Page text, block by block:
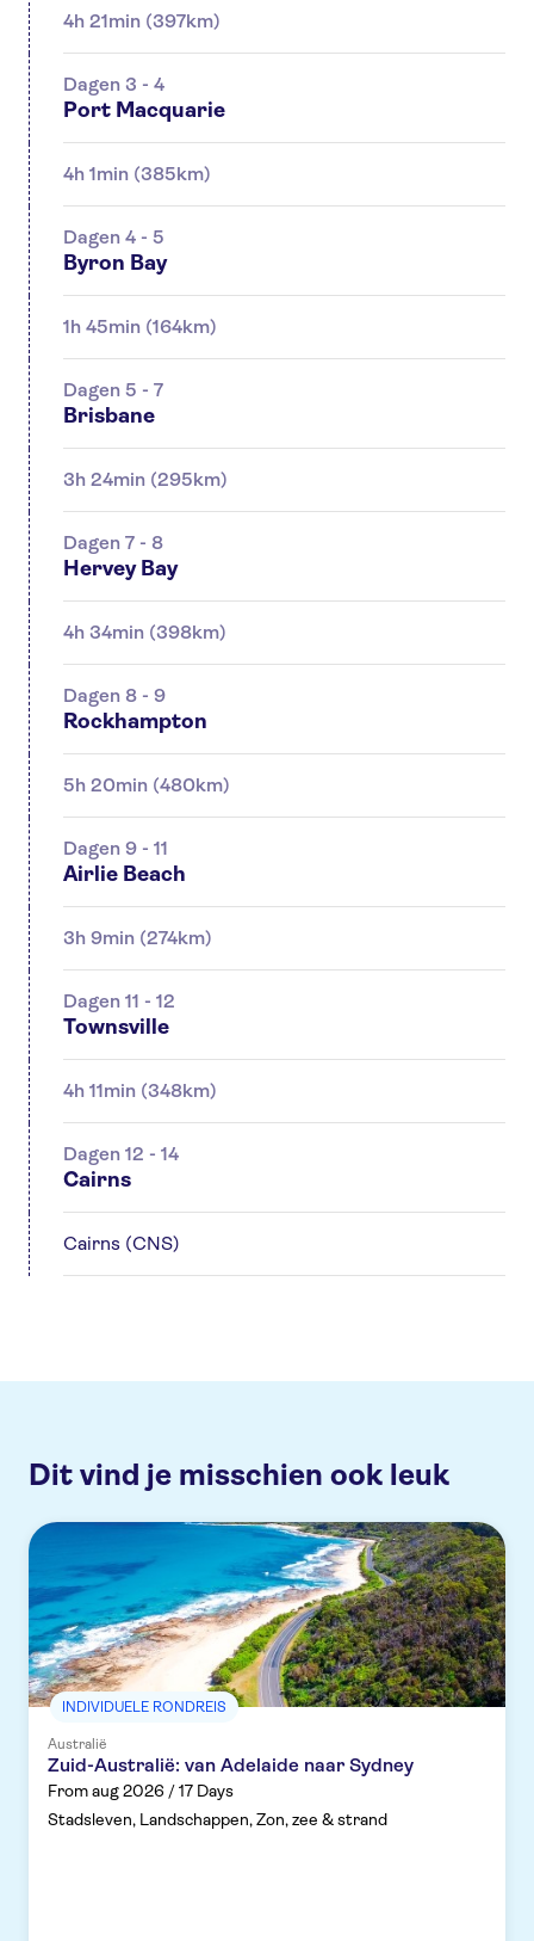
4h 21min (397km)
Dagen 3 - 4
Port Macquarie
4h 1min (385km)
Dagen 4 - 5
Byron Bay
1h 45min (164km)
Dagen 5 - 7
Brisbane
3h 24min (295km)
Dagen 7 - 8
Hervey Bay
4h 34min (398km)
Dagen 8 - 9
Rockhampton
5h 20min (480km)
Dagen 9 - 11
Airlie Beach
3h 9min (274km)
Dagen 11 - 12
Townsville
4h 11min (348km)
Dagen 12 - 14
Cairns
Cairns (CNS)
Dit vind je misschien ook leuk
INDIVIDUELE RONDREIS
Australië
Zuid-Australië: van Adelaide naar Sydney
From aug 2026 / 17 Days
Stadsleven, Landschappen, Zon, zee & strand